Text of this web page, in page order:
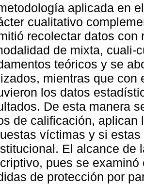
aplicada en
cualitativo
recolectar datos
de mixta, cuali-
teóricos y se
mientras que con
los datos
De esta manera
de calificación, aplican
víctimas y si
El alcance de
pues se
de protección por